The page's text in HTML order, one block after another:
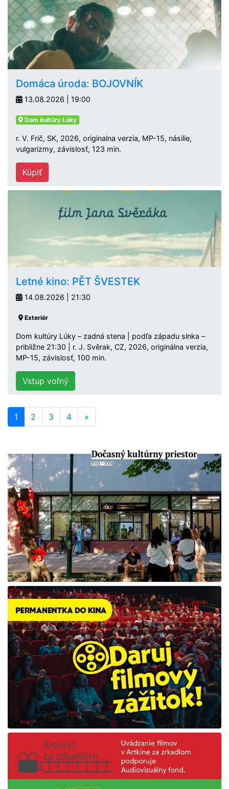
Domáca úroda: BOJOVNÍK
13.08.2026 | 19:00
Dom kultúry Lúky
r. V. Frič, SK, 2026, originalna verzia, MP-15, násilie,
vulgarizmy, závislosť, 123 min.
Kúpiť
Letné kino: PĚT ŠVESTEK
14.08.2026 | 21:30
Exteriér
Dom kultúry Lúky – zadná stena | podľa západu slnka –
približne 21:30 | r. J. Svěrak, CZ, 2026, originálna verzia,
MP-15, závislosť, 100 min.
Vstup voľný
1 2 3 4 »